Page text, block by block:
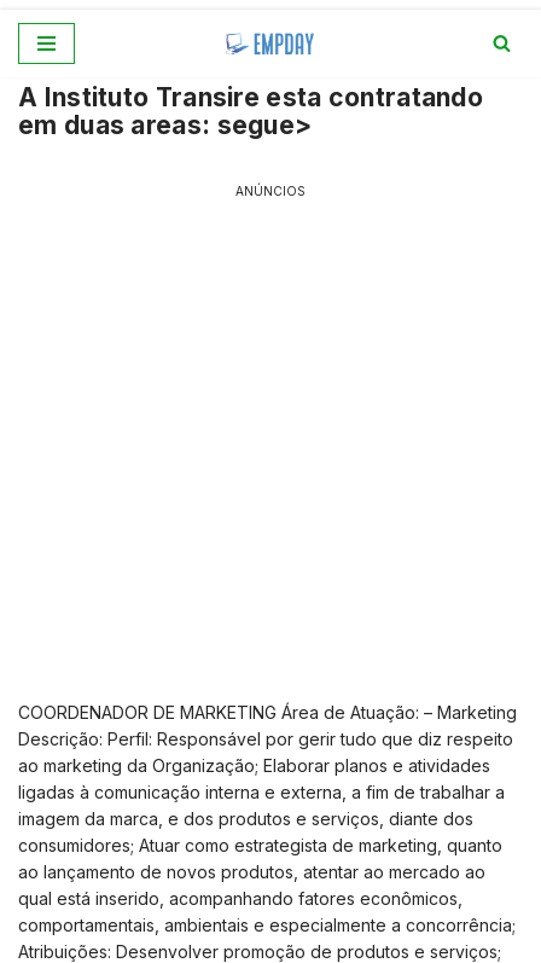
para
o
A Instituto Transire esta contratando
em duas areas: segue>
ANÚNCIOS
COORDENADOR DE MARKETING Área de Atuação: – Marketing
Descrição: Perfil: Responsável por gerir tudo que diz respeito
ao marketing da Organização; Elaborar planos e atividades
ligadas à comunicação interna e externa, a fim de trabalhar a
imagem da marca, e dos produtos e serviços, diante dos
consumidores; Atuar como estrategista de marketing, quanto
ao lançamento de novos produtos, atentar ao mercado ao
qual está inserido, acompanhando fatores econômicos,
comportamentais, ambientais e especialmente a concorrência;
Atribuições: Desenvolver promoção de produtos e serviços;